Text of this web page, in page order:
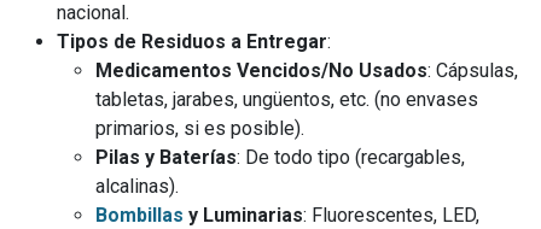
nacional.
Tipos de Residuos a Entregar:
Medicamentos Vencidos/No Usados: Cápsulas,
tabletas, jarabes, ungüentos, etc. (no envases
primarios, si es posible).
Pilas y Baterías: De todo tipo (recargables,
alcalinas).
Bombillas y Luminarias: Fluorescentes, LED,